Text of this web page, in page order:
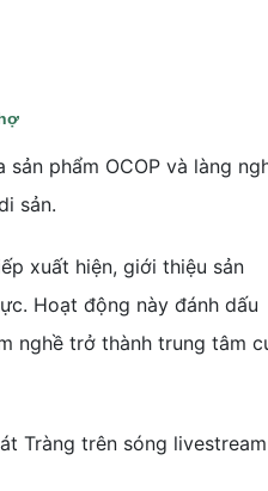
phẩm OCOP và làng
sản.
xuất hiện, giới thiệu sản
Hoạt động này đánh dấu
nghề trở thành trung tâm